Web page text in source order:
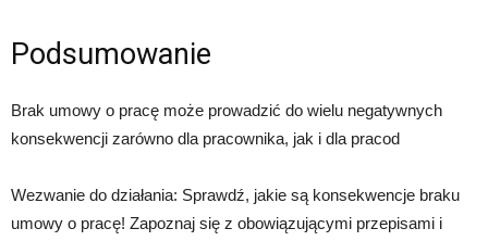
Podsumowanie
Brak umowy o pracę może prowadzić do wielu negatywnych
konsekwencji zarówno dla pracownika, jak i dla pracod
Wezwanie do działania: Sprawdź, jakie są konsekwencje braku
umowy o pracę! Zapoznaj się z obowiązującymi przepisami i